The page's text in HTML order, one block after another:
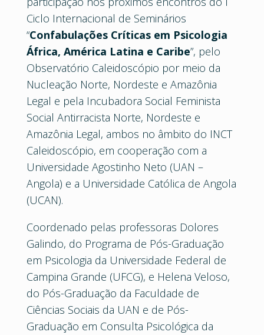
Ciclo Internacional de Seminários
“Confabulações Críticas em Psicologia
África, América Latina e Caribe”, pelo
Observatório Caleidoscópio por meio da
Nucleação Norte, Nordeste e Amazônia
Legal e pela Incubadora Social Feminista
Social Antirracista Norte, Nordeste e
Amazônia Legal, ambos no âmbito do INCT
Caleidoscópio, em cooperação com a
Universidade Agostinho Neto (UAN –
Angola) e a Universidade Católica de Angola
(UCAN).
Coordenado pelas professoras Dolores
Galindo, do Programa de Pós-Graduação
em Psicologia da Universidade Federal de
Campina Grande (UFCG), e Helena Veloso,
do Pós-Graduação da Faculdade de
Ciências Sociais da UAN e de Pós-
Graduação em Consulta Psicológica da